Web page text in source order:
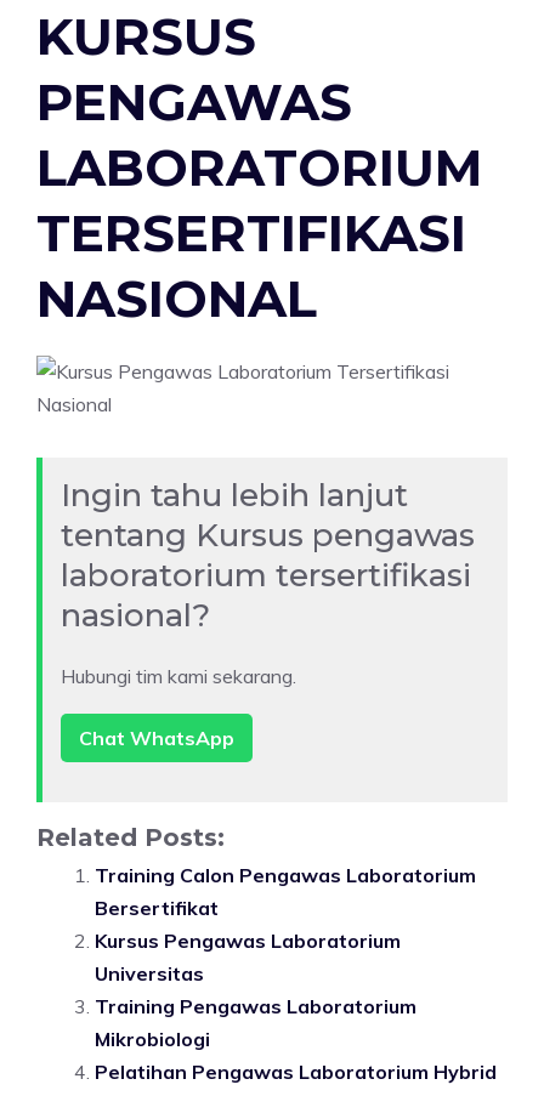
KURSUS
PENGAWAS
LABORATORIUM
TERSERTIFIKASI
NASIONAL
Ingin tahu lebih lanjut
tentang Kursus pengawas
laboratorium tersertifikasi
nasional?
Hubungi tim kami sekarang.
Chat WhatsApp
Related Posts:
Training Calon Pengawas Laboratorium
Bersertifikat
Kursus Pengawas Laboratorium
Universitas
Training Pengawas Laboratorium
Mikrobiologi
Pelatihan Pengawas Laboratorium Hybrid